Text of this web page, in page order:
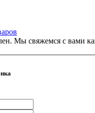
Мы свяжемся с вами